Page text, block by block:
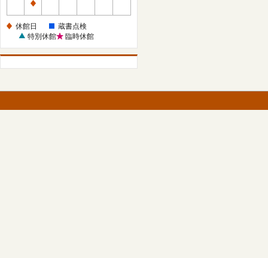
休
日
休館日
蔵書点検
特別休館
臨時休館